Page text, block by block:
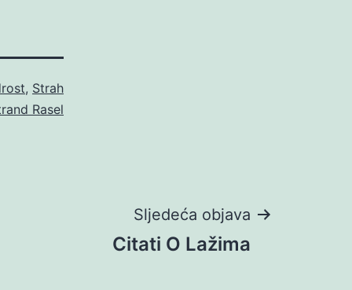
, Strah
Rasel
Sljedeća objava
Citati O Lažima